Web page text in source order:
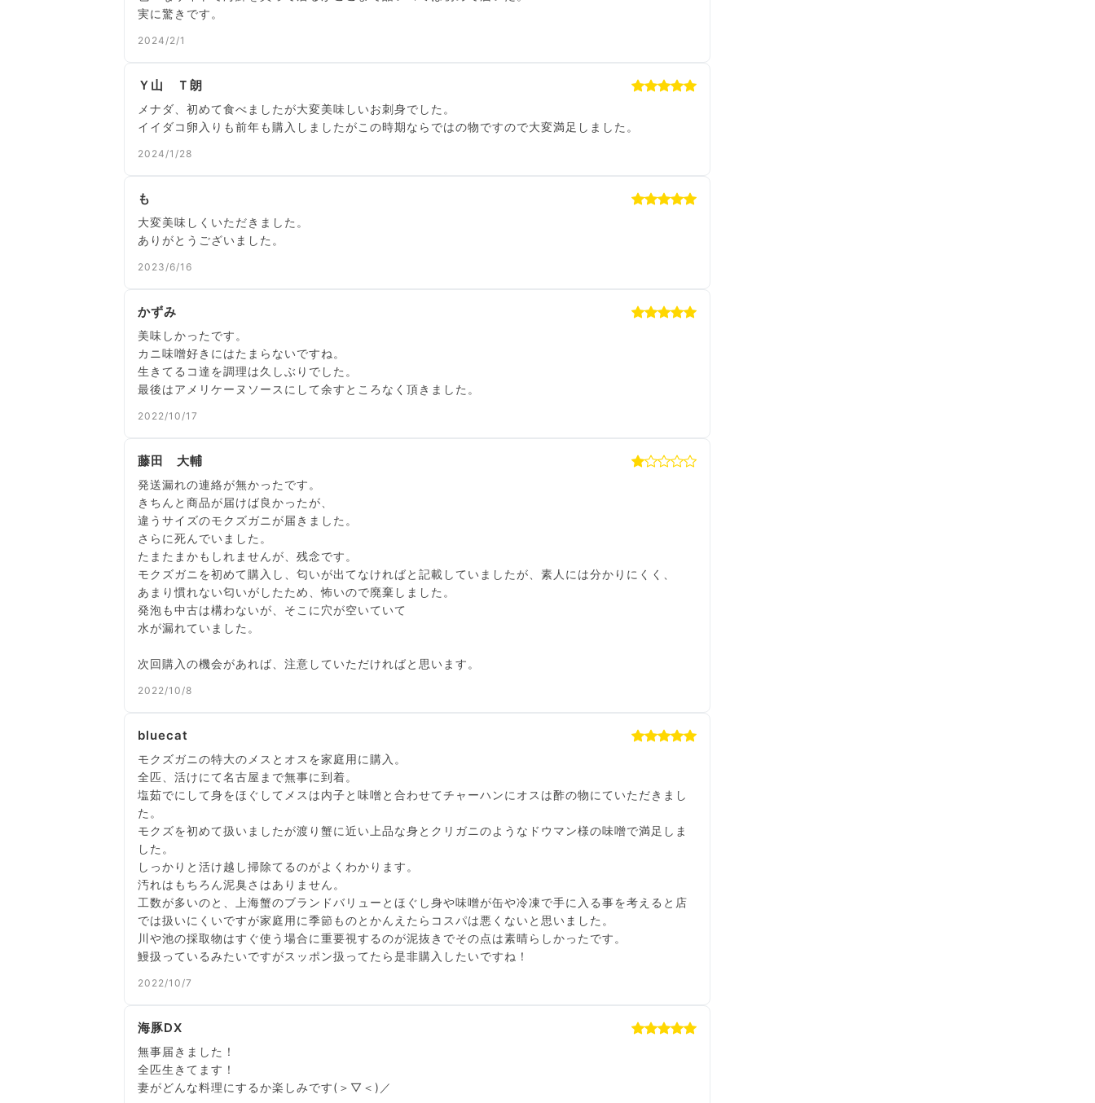
2024/2/1
Ｙ山 Ｔ朗
メナダ、初めて食べましたが大変美味しいお刺身でした。
イイダコ卵入りも前年も購入しましたがこの時期ならではの物ですので大変満足しました。
2024/1/28
も
大変美味しくいただきました。
ありがとうございました。
2023/6/16
かずみ
美味しかったです。
カニ味噌好きにはたまらないですね。
生きてるコ達を調理は久しぶりでした。
最後はアメリケーヌソースにして余すところなく頂きました。
2022/10/17
藤田 大輔
発送漏れの連絡が無かったです。
きちんと商品が届けば良かったが、
違うサイズのモクズガニが届きました。
さらに死んでいました。
たまたまかもしれませんが、残念です。
モクズガニを初めて購入し、匂いが出てなければと記載していましたが、素人には分かりにくく、
あまり慣れない匂いがしたため、怖いので廃棄しました。
発泡も中古は構わないが、そこに穴が空いていて
水が漏れていました。
次回購入の機会があれば、注意していただければと思います。
2022/10/8
bluecat
モクズガニの特大のメスとオスを家庭用に購入。
全匹、活けにて名古屋まで無事に到着。
塩茹でにして身をほぐしてメスは内子と味噌と合わせてチャーハンにオスは酢の物にていただきまし
た。
モクズを初めて扱いましたが渡り蟹に近い上品な身とクリガニのようなドウマン様の味噌で満足しま
した。
しっかりと活け越し掃除てるのがよくわかります。
汚れはもちろん泥臭さはありません。
工数が多いのと、上海蟹のブランドバリューとほぐし身や味噌が缶や冷凍で手に入る事を考えると店
では扱いにくいですが家庭用に季節ものとかんえたらコスパは悪くないと思いました。
川や池の採取物はすぐ使う場合に重要視するのが泥抜きでその点は素晴らしかったです。
2022/10/7
海豚DX
無事届きました！
全匹生きてます！
妻がどんな料理にするか楽しみです(＞▽＜)／